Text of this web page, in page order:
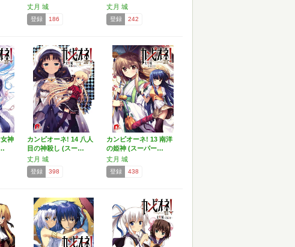
丈月 城
登録 186
丈月 城
登録 242
神
カンピオーネ! 14 八人
目の神殺し (スー…
丈月 城
登録 398
カンピオーネ! 13 南洋
の姫神 (スーパー…
丈月 城
登録 438